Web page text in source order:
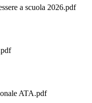
a scuola 2026.pdf
ATA.pdf